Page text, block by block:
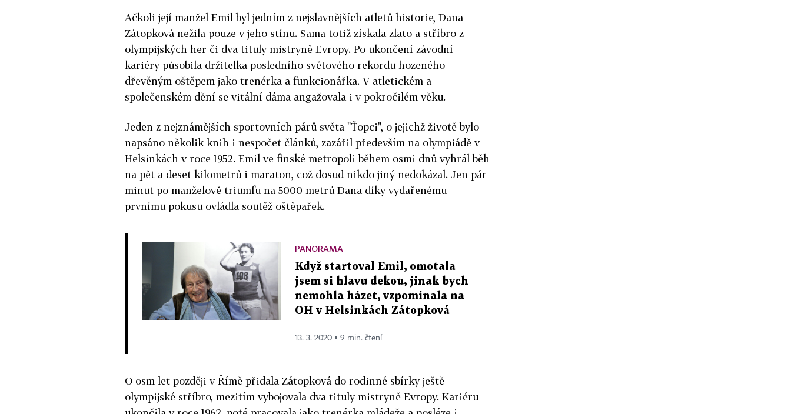
Ačkoli její manžel Emil byl jedním z nejslavnějších atletů historie, Dana
Zátopková nežila pouze v jeho stínu. Sama totiž získala zlato a stříbro z
olympijských her či dva tituly mistryně Evropy. Po ukončení závodní
kariéry působila držitelka posledního světového rekordu hozeného
dřevěným oštěpem jako trenérka a funkcionářka. V atletickém a
společenském dění se vitální dáma angažovala i v pokročilém věku.
Jeden z nejznámějších sportovních párů světa "Ťopci", o jejichž životě bylo
napsáno několik knih i nespočet článků, zazářil především na olympiádě v
Helsinkách v roce 1952. Emil ve finské metropoli během osmi dnů vyhrál běh
na pět a deset kilometrů i maraton, což dosud nikdo jiný nedokázal. Jen pár
minut po manželově triumfu na 5000 metrů Dana díky vydařenému
prvnímu pokusu ovládla soutěž oštěpařek.
PANORAMA
Když startoval Emil, omotala
jsem si hlavu dekou, jinak bych
nemohla házet, vzpomínala na
OH v Helsinkách Zátopková
13. 3. 2020 ▪ 9 min. čtení
O osm let později v Římě přidala Zátopková do rodinné sbírky ještě
olympijské stříbro, mezitím vybojovala dva tituly mistryně Evropy. Kariéru